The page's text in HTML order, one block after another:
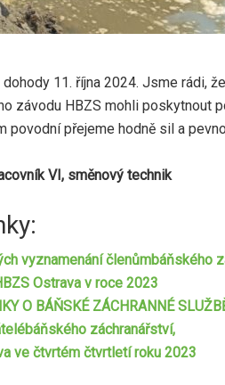
11. října 2024. Jsme rádi,
závodu HBZS mohli poskytnout
povodní přejeme hodně sil a
VI, směnový technik
vyznamenání členůmbáňského
Ostrava v roce 2023
O BÁŇSKÉ ZÁCHRANNÉ
záchranářství,
ve čtvrtém čtvrtletí roku 2023